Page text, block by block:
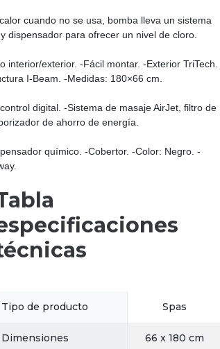
cuando no se usa, bomba lleva un sistema
dispensador para ofrecer un nivel de cloro.
interior/exterior. -Fácil montar. -Exterior TriTech.
I-Beam. -Medidas: 180×66 cm.
digital. -Sistema de masaje AirJet, filtro de
de ahorro de energía.
químico. -Cobertor. -Color: Negro. -
Tipo de producto Spas
Dimensiones 66 x 180 cm